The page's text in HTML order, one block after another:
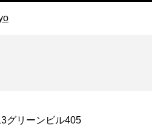
グリーンビル405